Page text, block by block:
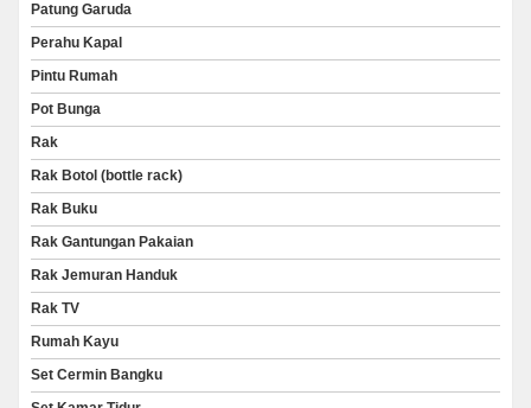
Patung Garuda
Perahu Kapal
Pintu Rumah
Pot Bunga
Rak
Rak Botol (bottle rack)
Rak Buku
Rak Gantungan Pakaian
Rak Jemuran Handuk
Rak TV
Rumah Kayu
Set Cermin Bangku